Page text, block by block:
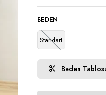
BEDEN
Standart
Beden